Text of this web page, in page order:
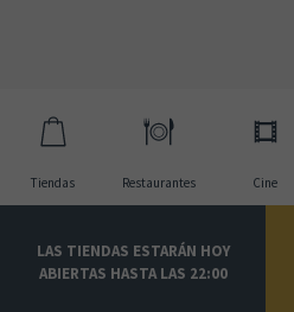
Tiendas Restaurantes Cine
LAS TIENDAS ESTARÁN HOY
ABIERTAS HASTA LAS 22:00